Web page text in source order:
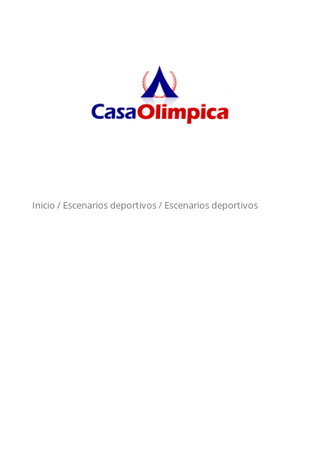
Inicio / Escenarios deportivos/ Escenarios deportivos